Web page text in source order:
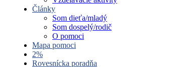
Články
Som dieťa/mladý
Som dospelý/rodič
O pomoci
Mapa pomoci
2%
Rovesnícka poradňa